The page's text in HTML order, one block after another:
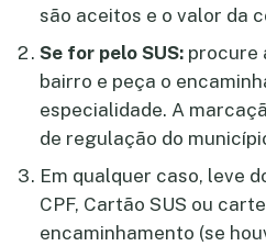
são aceitos e o valor da
Se for pelo SUS: procure
bairro e peça o
especialidade. A
de regulação do
Em qualquer caso, leve
CPF, Cartão SUS ou
encaminhamento (se